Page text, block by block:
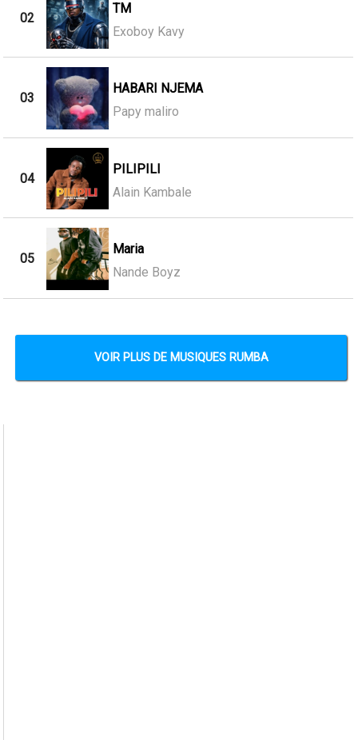
02
TM
Exoboy Kavy
03
HABARI NJEMA
Papy maliro
04
PILIPILI
Alain Kambale
05
Maria
Nande Boyz
VOIR PLUS DE MUSIQUES RUMBA